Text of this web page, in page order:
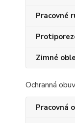
Pracovné
Zimné
Ochranná obuv
Pracovná